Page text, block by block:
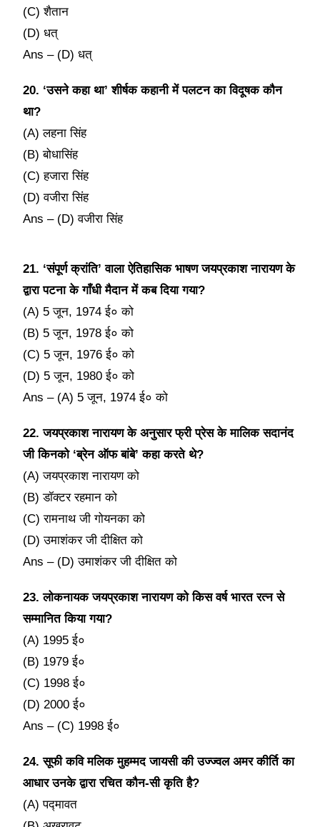
(C) शैतान
(D) धत्
Ans – (D) धत्
20. ‘उसने कहा था’ शीर्षक कहानी में पलटन का विदूषक कौन
था?
(A) लहना सिंह
(B) बोधासिंह
(C) हजारा सिंह
(D) वजीरा सिंह
Ans – (D) वजीरा सिंह
21. ‘संपूर्ण क्रांति’ वाला ऐतिहासिक भाषण जयप्रकाश नारायण के
द्वारा पटना के गाँधी मैदान में कब दिया गया?
(A) 5 जून, 1974 ई० को
(B) 5 जून, 1978 ई० को
(C) 5 जून, 1976 ई० को
(D) 5 जून, 1980 ई० को
Ans – (A) 5 जून, 1974 ई० को
22. जयप्रकाश नारायण के अनुसार फ्री प्रेस के मालिक सदानंद
जी किनको ‘ब्रेन ऑफ बांबे’ कहा करते थे?
(A) जयप्रकाश नारायण को
(B) डॉक्टर रहमान को
(C) रामनाथ जी गोयनका को
(D) उमाशंकर जी दीक्षित को
Ans – (D) उमाशंकर जी दीक्षित को
23. लोकनायक जयप्रकाश नारायण को किस वर्ष भारत रत्न से
सम्मानित किया गया?
(A) 1995 ई०
(B) 1979 ई०
(C) 1998 ई०
(D) 2000 ई०
Ans – (C) 1998 ई०
24. सूफी कवि मलिक मुहम्मद जायसी की उज्ज्वल अमर कीर्ति का
आधार उनके द्वारा रचित कौन-सी कृति है?
(A) पद्मावत